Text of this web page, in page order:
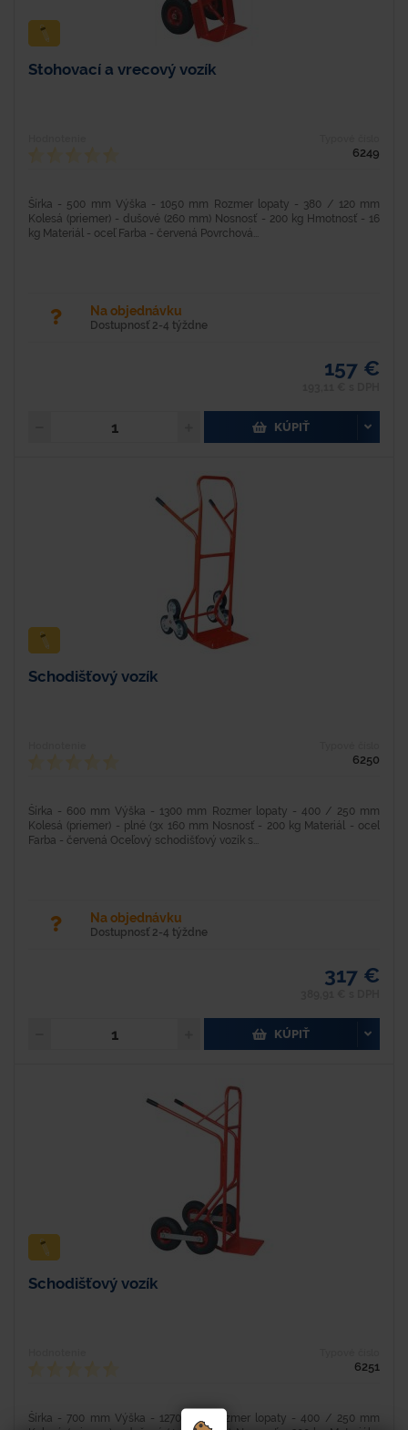
Stohovací a vrecový vozík
6249
Šírka - 500 mm Výška - 1050 mm Rozmer lopaty - 380 / 120 mm
Kolesá (priemer) - dušové (260 mm) Nosnosť - 200 kg Hmotnosť - 16
kg Materiál - oceľ Farba - červená Povrchová...
Na objednávku
Dostupnosť 2-4 týždne
157 €
KÚPIŤ
Schodišťový vozík
6250
Šírka - 600 mm Výška - 1300 mm Rozmer lopaty - 400 / 250 mm
Kolesá (priemer) - plné (3x 160 mm Nosnosť - 200 kg Materiál - oceľ
Farba - červená Oceľový schodišťový vozík s...
Na objednávku
Dostupnosť 2-4 týždne
317 €
KÚPIŤ
Schodišťový vozík
6251
Šírka - 700 mm Výška - 1270 mm Rozmer lopaty - 400 / 250 mm